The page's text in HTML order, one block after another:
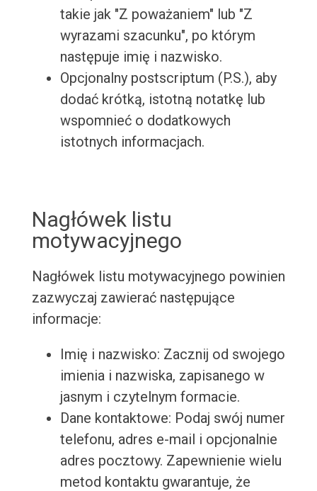
takie jak "Z poważaniem" lub "Z
wyrazami szacunku", po którym
następuje imię i nazwisko.
Opcjonalny postscriptum (P.S.), aby
dodać krótką, istotną notatkę lub
wspomnieć o dodatkowych
istotnych informacjach.
Nagłówek listu
motywacyjnego
Nagłówek listu motywacyjnego powinien
zazwyczaj zawierać następujące
informacje:
Imię i nazwisko: Zacznij od swojego
imienia i nazwiska, zapisanego w
jasnym i czytelnym formacie.
Dane kontaktowe: Podaj swój numer
telefonu, adres e-mail i opcjonalnie
adres pocztowy. Zapewnienie wielu
metod kontaktu gwarantuje, że